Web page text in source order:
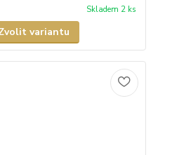
Skladem 2 ks
variantu